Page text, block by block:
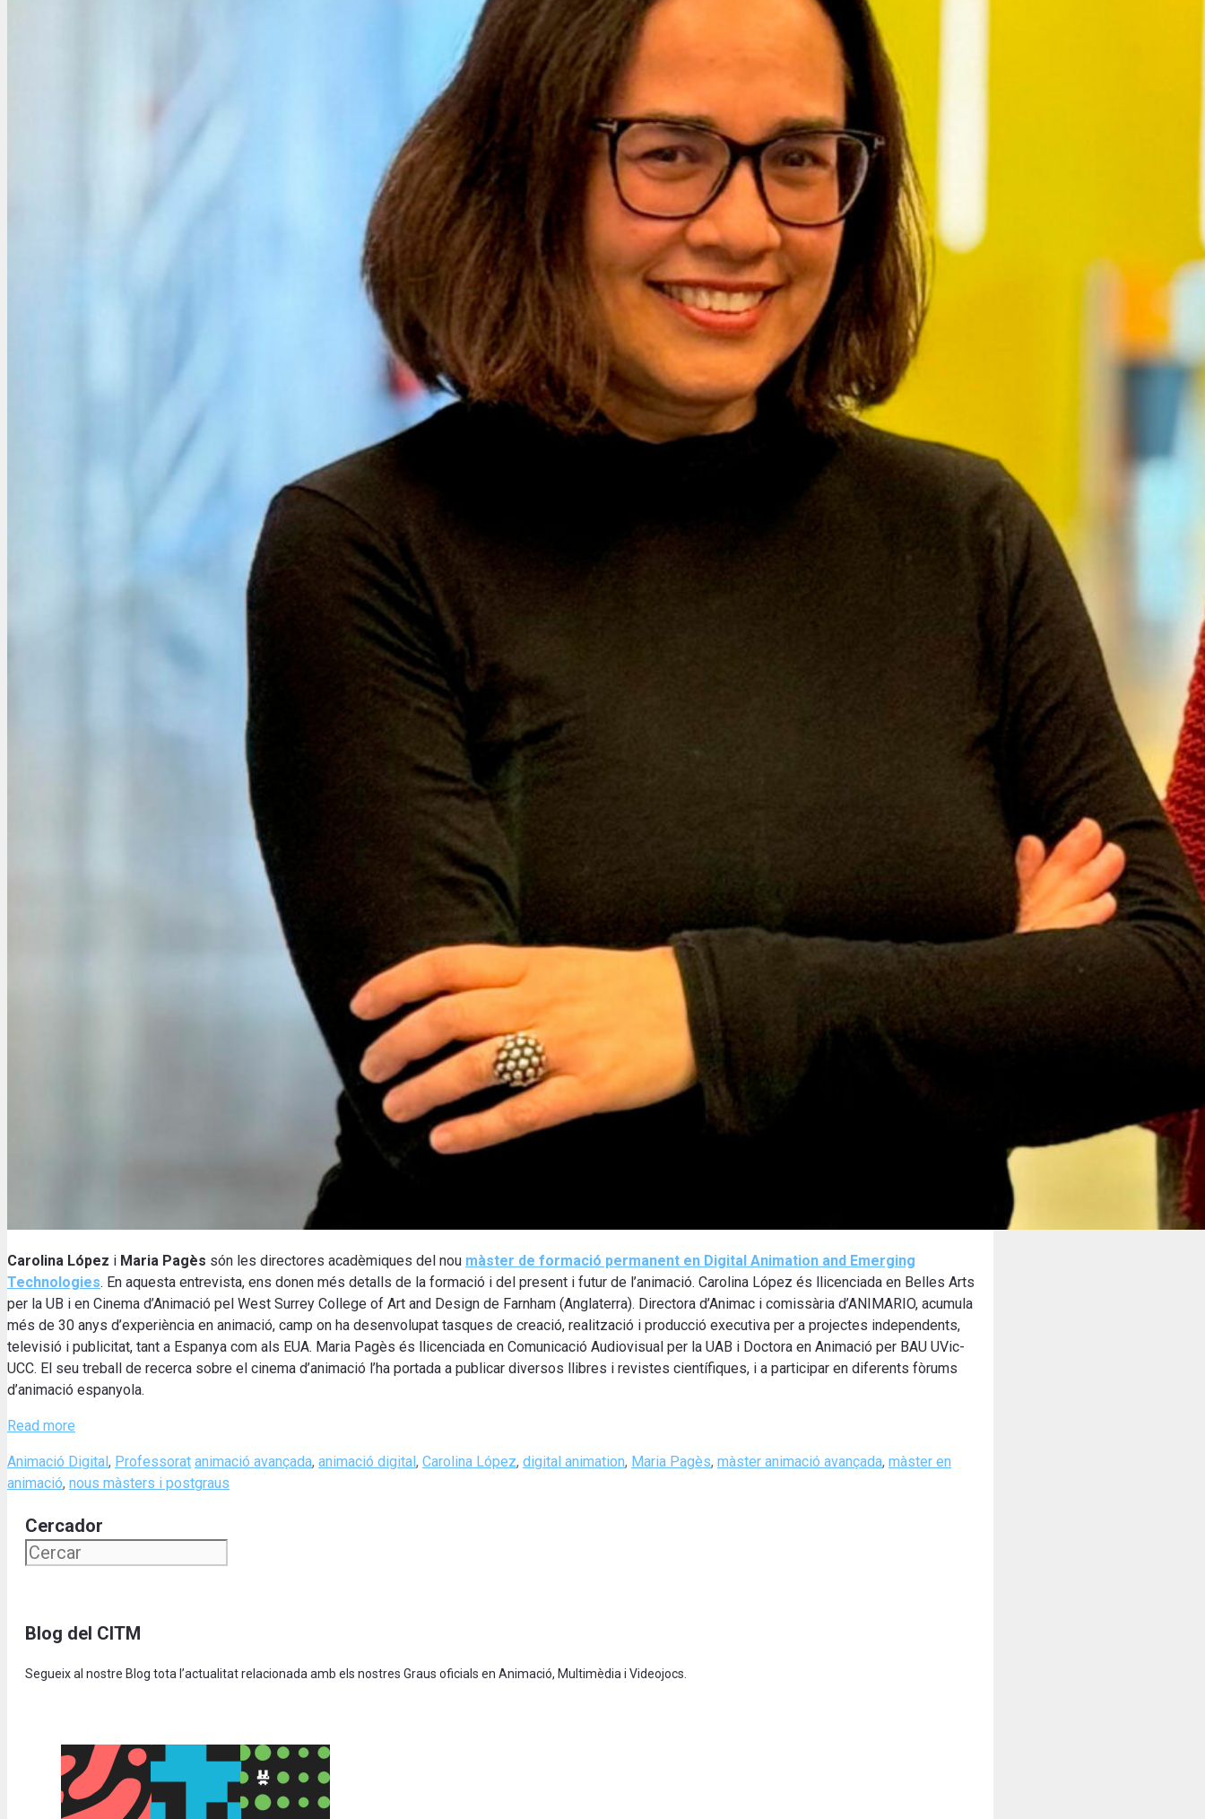
Carolina López i Maria Pagès són les directores acadèmiques del nou màster de formació permanent en Digital Animation and Emerging
Technologies. En aquesta entrevista, ens donen més detalls de la formació i del present i futur de l’animació. Carolina López és llicenciada en Belles Arts
per la UB i en Cinema d’Animació pel West Surrey College of Art and Design de Farnham (Anglaterra). Directora d’Animac i comissària d’ANIMARIO, acumula
més de 30 anys d’experiència en animació, camp on ha desenvolupat tasques de creació, realització i producció executiva per a projectes independents,
televisió i publicitat, tant a Espanya com als EUA. Maria Pagès és llicenciada en Comunicació Audiovisual per la UAB i Doctora en Animació per BAU UVic-
UCC. El seu treball de recerca sobre el cinema d’animació l’ha portada a publicar diversos llibres i revistes científiques, i a participar en diferents fòrums
d’animació espanyola.
Read more
Categories
Animació Digital, Professorat Tags
animació avançada, animació digital, Carolina López, digital animation, Maria Pagès, màster animació avançada, màster en
animació, nous màsters i postgraus
Cercador
Blog del CITM
Segueix al nostre Blog tota l’actualitat relacionada amb els nostres Graus oficials en Animació, Multimèdia i Videojocs.